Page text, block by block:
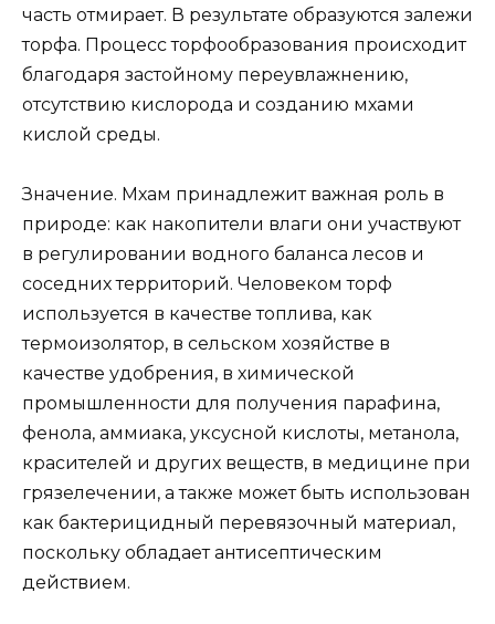
часть отмирает. В результате образуются залежи
торфа. Процесс торфообразования происходит
благодаря застойному переувлажнению,
отсутствию кислорода и созданию мхами
кислой среды.
Значение. Мхам принадлежит важная роль в
природе: как накопители влаги они участвуют
в регулировании водного баланса лесов и
соседних территорий. Человеком торф
используется в качестве топлива, как
термоизолятор, в сельском хозяйстве в
качестве удобрения, в химической
промышленности для получения парафина,
фенола, аммиака, уксусной кислоты, метанола,
красителей и других веществ, в медицине при
грязелечении, а также может быть использован
как бактерицидный перевязочный материал,
поскольку обладает антисептическим
действием.